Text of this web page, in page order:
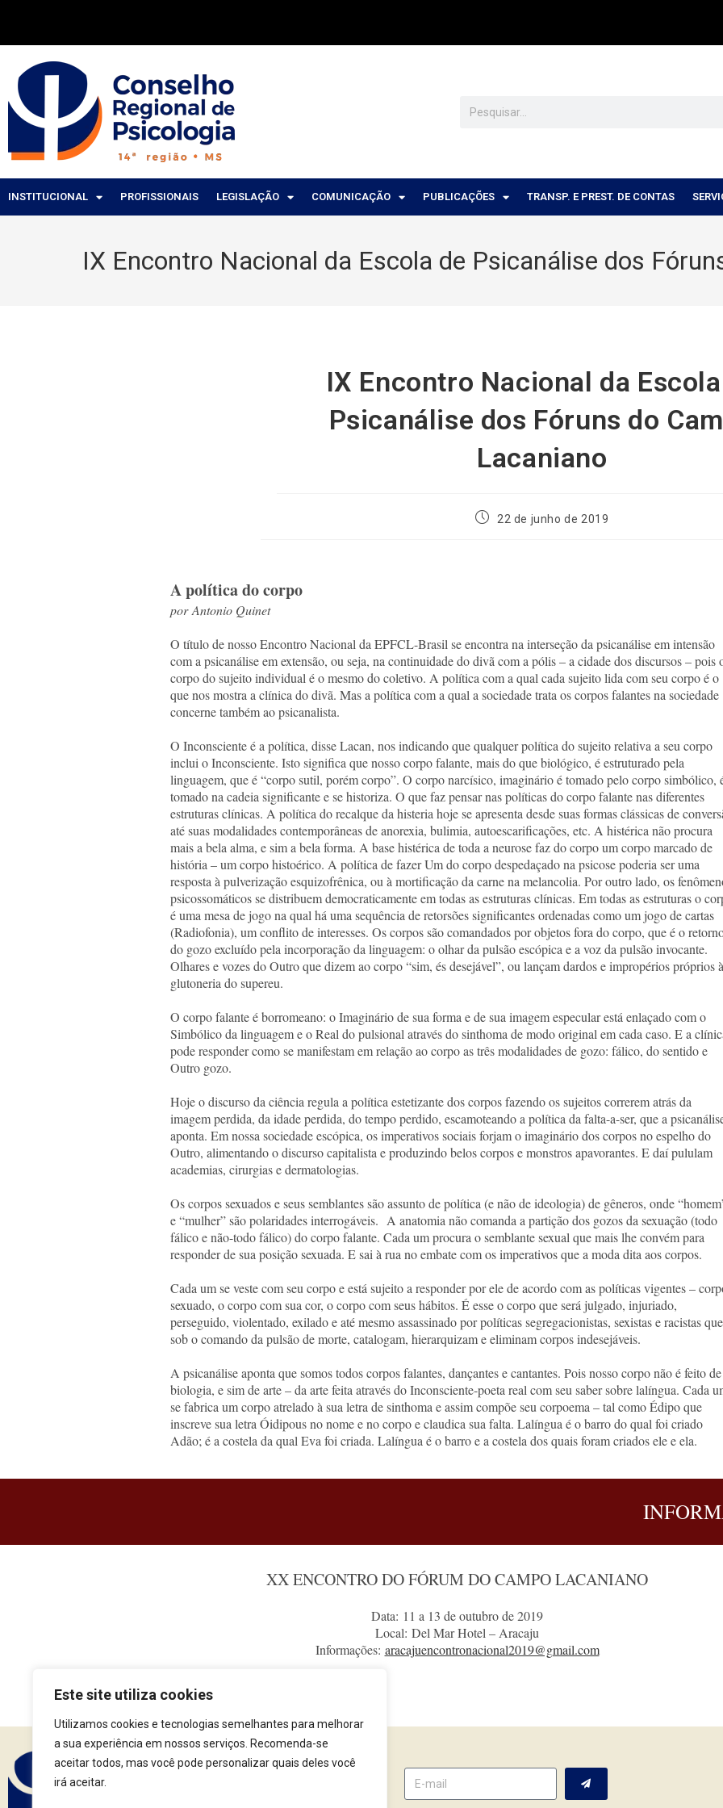
Este site utiliza cookies
Utilizamos cookies e tecnologias semelhantes para melhorar
a sua experiência em nossos serviços. Recomenda-se
aceitar todos, mas você pode personalizar quais deles você
irá aceitar.
INSTITUCIONAL PROFISSIONAIS LEGISLAÇÃO COMUNICAÇÃO PUBLICAÇÕES TRANSP. E PREST. DE CONTAS
IX Encontro Nacional da Escola de Psicanálise dos
IX Encontro Nacional da
Psicanálise dos Fóruns do
Lacaniano
22 de junho de 2019
A política do corpo
por Antonio Quinet
O título de nosso Encontro Nacional da EPFCL-Brasil se encontra na interseção da psicanálise em intensão
com a psicanálise em extensão, ou seja, na continuidade do divã com a pólis – a cidade dos discursos – pois
corpo do sujeito individual é o mesmo do coletivo. A política com a qual cada sujeito lida com seu corpo é o
que nos mostra a clínica do divã. Mas a política com a qual a sociedade trata os corpos falantes na sociedade
concerne também ao psicanalista.
O Inconsciente é a política, disse Lacan, nos indicando que qualquer política do sujeito relativa a seu corpo
inclui o Inconsciente. Isto significa que nosso corpo falante, mais do que biológico, é estruturado pela
linguagem, que é “corpo sutil, porém corpo”. O corpo narcísico, imaginário é tomado pelo corpo simbólico,
tomado na cadeia significante e se historiza. O que faz pensar nas políticas do corpo falante nas diferentes
estruturas clínicas. A política do recalque da histeria hoje se apresenta desde suas formas clássicas de
até suas modalidades contemporâneas de anorexia, bulimia, autoescarificações, etc. A histérica não procura
mais a bela alma, e sim a bela forma. A base histérica de toda a neurose faz do corpo um corpo marcado de
história – um corpo histoérico. A política de fazer Um do corpo despedaçado na psicose poderia ser uma
resposta à pulverização esquizofrênica, ou à mortificação da carne na melancolia. Por outro lado, os
psicossomáticos se distribuem democraticamente em todas as estruturas clínicas. Em todas as estruturas o
é uma mesa de jogo na qual há uma sequência de retorsões significantes ordenadas como um jogo de cartas
(Radiofonia), um conflito de interesses. Os corpos são comandados por objetos fora do corpo, que é o
do gozo excluído pela incorporação da linguagem: o olhar da pulsão escópica e a voz da pulsão invocante.
Olhares e vozes do Outro que dizem ao corpo “sim, és desejável”, ou lançam dardos e impropérios próprios à
glutoneria do supereu.
O corpo falante é borromeano: o Imaginário de sua forma e de sua imagem especular está enlaçado com o
Simbólico da linguagem e o Real do pulsional através do sinthoma de modo original em cada caso. E a
pode responder como se manifestam em relação ao corpo as três modalidades de gozo: fálico, do sentido e
Outro gozo.
Hoje o discurso da ciência regula a política estetizante dos corpos fazendo os sujeitos correrem atrás da
imagem perdida, da idade perdida, do tempo perdido, escamoteando a política da falta-a-ser, que a
aponta. Em nossa sociedade escópica, os imperativos sociais forjam o imaginário dos corpos no espelho do
Outro, alimentando o discurso capitalista e produzindo belos corpos e monstros apavorantes. E daí pululam
academias, cirurgias e dermatologias.
Os corpos sexuados e seus semblantes são assunto de política (e não de ideologia) de gêneros, onde
e “mulher” são polaridades interrogáveis. A anatomia não comanda a partição dos gozos da sexuação (todo
fálico e não-todo fálico) do corpo falante. Cada um procura o semblante sexual que mais lhe convém para
responder de sua posição sexuada. E sai à rua no embate com os imperativos que a moda dita aos corpos.
Cada um se veste com seu corpo e está sujeito a responder por ele de acordo com as políticas vigentes –
sexuado, o corpo com sua cor, o corpo com seus hábitos. É esse o corpo que será julgado, injuriado,
perseguido, violentado, exilado e até mesmo assassinado por políticas segregacionistas, sexistas e racistas
sob o comando da pulsão de morte, catalogam, hierarquizam e eliminam corpos indesejáveis.
A psicanálise aponta que somos todos corpos falantes, dançantes e cantantes. Pois nosso corpo não é feito de
biologia, e sim de arte – da arte feita através do Inconsciente-poeta real com seu saber sobre lalíngua. Cada
se fabrica um corpo atrelado à sua letra de sinthoma e assim compõe seu corpoema – tal como Édipo que
inscreve sua letra Óidipous no nome e no corpo e claudica sua falta. Lalíngua é o barro do qual foi criado
Adão; é a costela da qual Eva foi criada. Lalíngua é o barro e a costela dos quais foram criados ele e ela.
XX ENCONTRO DO FÓRUM DO CAMPO LACANIANO
Data: 11 a 13 de outubro de 2019
Local: Del Mar Hotel – Aracaju
Informações: aracajuencontronacional2019@gmail.com